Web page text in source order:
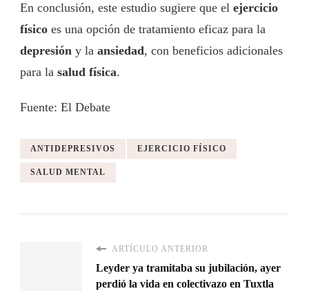
En conclusión, este estudio sugiere que el ejercicio
físico es una opción de tratamiento eficaz para la
depresión y la ansiedad, con beneficios adicionales
para la salud física.
Fuente: El Debate
ANTIDEPRESIVOS EJERCICIO FÍSICO
SALUD MENTAL
ARTÍCULO ANTERIOR
Leyder ya tramitaba su jubilación, ayer
perdió la vida en colectivazo en Tuxtla